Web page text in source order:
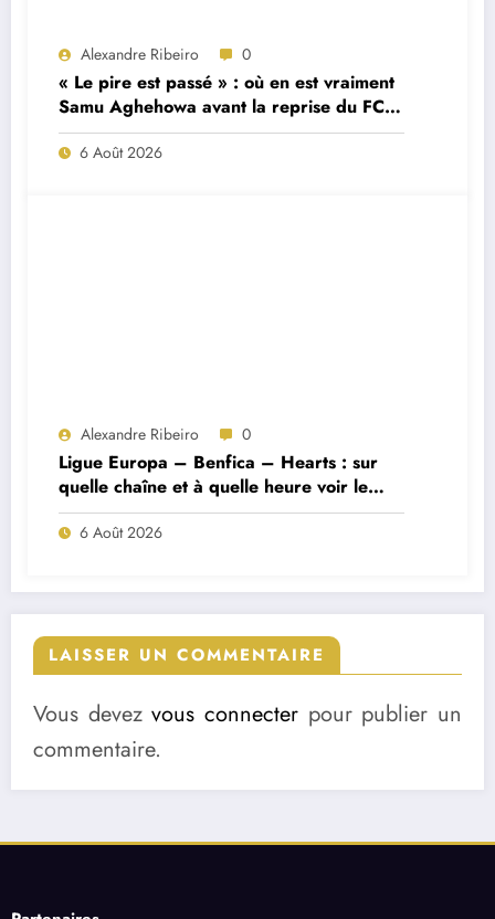
Alexandre Ribeiro 0
« Le pire est passé » : où en est vraiment
Samu Aghehowa avant la reprise du FC
Porto ?
6 Août 2026
Alexandre Ribeiro 0
Ligue Europa – Benfica – Hearts : sur
quelle chaîne et à quelle heure voir le
match ?
6 Août 2026
LAISSER UN COMMENTAIRE
Vous devezvous connecter pour publier un
commentaire.